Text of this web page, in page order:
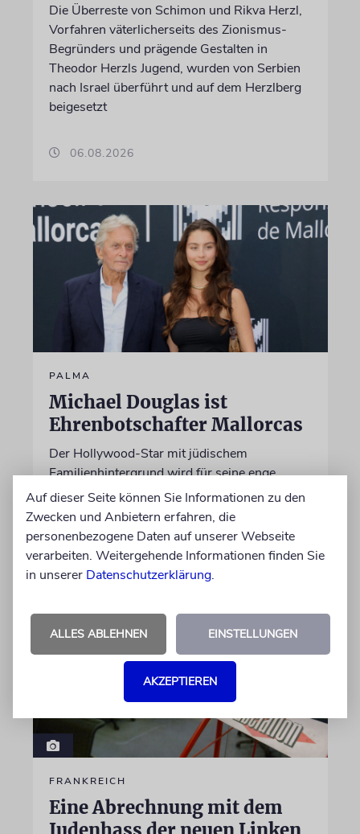
Die Überreste von Schimon und Rikva Herzl,
Vorfahren väterlicherseits des Zionismus-
Begründers und prägende Gestalten in
Theodor Herzls Jugend, wurden von Serbien
nach Israel überführt und auf dem Herzlberg
beigesetzt
06.08.2026
PALMA
Michael Douglas ist
Ehrenbotschafter Mallorcas
Der Hollywood-Star mit jüdischem
Familienhintergrund wird für seine enge
Verbindung zu der spanischen Insel und sein
Engagement für deren kulturelles Erbe geehrt
06.08.2026
FRANKREICH
Eine Abrechnung mit dem
Auf dieser Seite können Sie Informationen zu den
Zwecken und Anbietern erfahren, die
personenbezogene Daten auf unserer Webseite
verarbeiten. Weitergehende Informationen finden Sie
in unserer Datenschutzerklärung.
ALLES ABLEHNEN EINSTELLUNGEN
AKZEPTIEREN